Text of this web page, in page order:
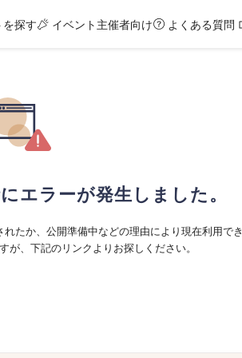
を探す イベント主催者向け よくある質問
エラーが発生しました。
たか、公開準備中などの理由により現在利用でき
が、下記のリンクよりお探しください。